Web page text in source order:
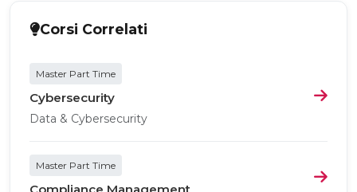
Corsi Correlati
Master Part Time
Cybersecurity
Data & Cybersecurity
Master Part Time